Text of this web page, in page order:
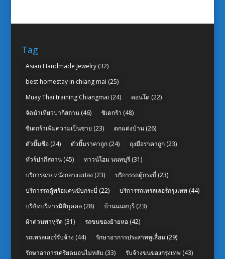
Tag
Asian Handmade Jewelry(32)
best homestay in chiang mai (25)
Muay Thai training Chiangmai (24) คอนโด (22)
จัดนำเที่ยวปากีสถาน(46) ซิเดกร้า (48)
ซิเดกร้าเพิ่มความเป็นชาย (23) ตกแต่งบ้าน(26)
ตัวปั๊มชื่อ(24) ตัวปั๊มราคาถูก(24) ถุงมือราคาถูก(23)
ทัวร์ปากีสถาน(45) ทาวน์โฮม นนทบุรี(31)
บริการฉายหนังกลางแปลง (23) บริการรถตู้กระบี่ (23)
บริการรถตู้พร้อมคนขับกระบี่ (22) บริการรถเทรลเลอร์กรุงเทพ (44)
บริษัทบริหารนิติบุคคล(28) บ้านนนทบุรี(23)
ผ้าต่วนพาหุรัด (31) รถขนของย้ายหอ(42)
รถเทรลเลอร์รับจ้าง (44) รักษาอาการประสาทหูเสื่อม (29)
รักษาอาการเครียดนอนไม่หลับ (33) รับจ้างขนของกรุงเทพ (43)